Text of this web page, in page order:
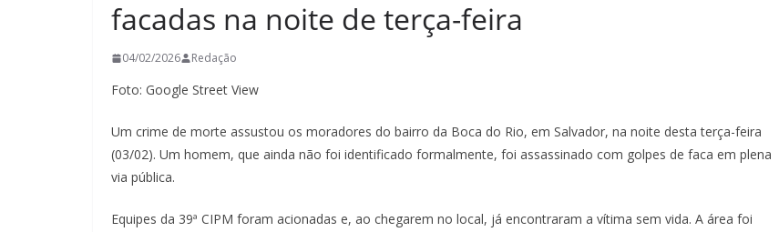
facadas na noite de terça-feira
04/02/2026 Redação
Foto: Google Street View
Um crime de morte assustou os moradores do bairro da Boca do Rio, em Salvador, na noite desta terça-feira
(03/02). Um homem, que ainda não foi identificado formalmente, foi assassinado com golpes de faca em plena
via pública.
Equipes da 39ª CIPM foram acionadas e, ao chegarem no local, já encontraram a vítima sem vida. A área foi